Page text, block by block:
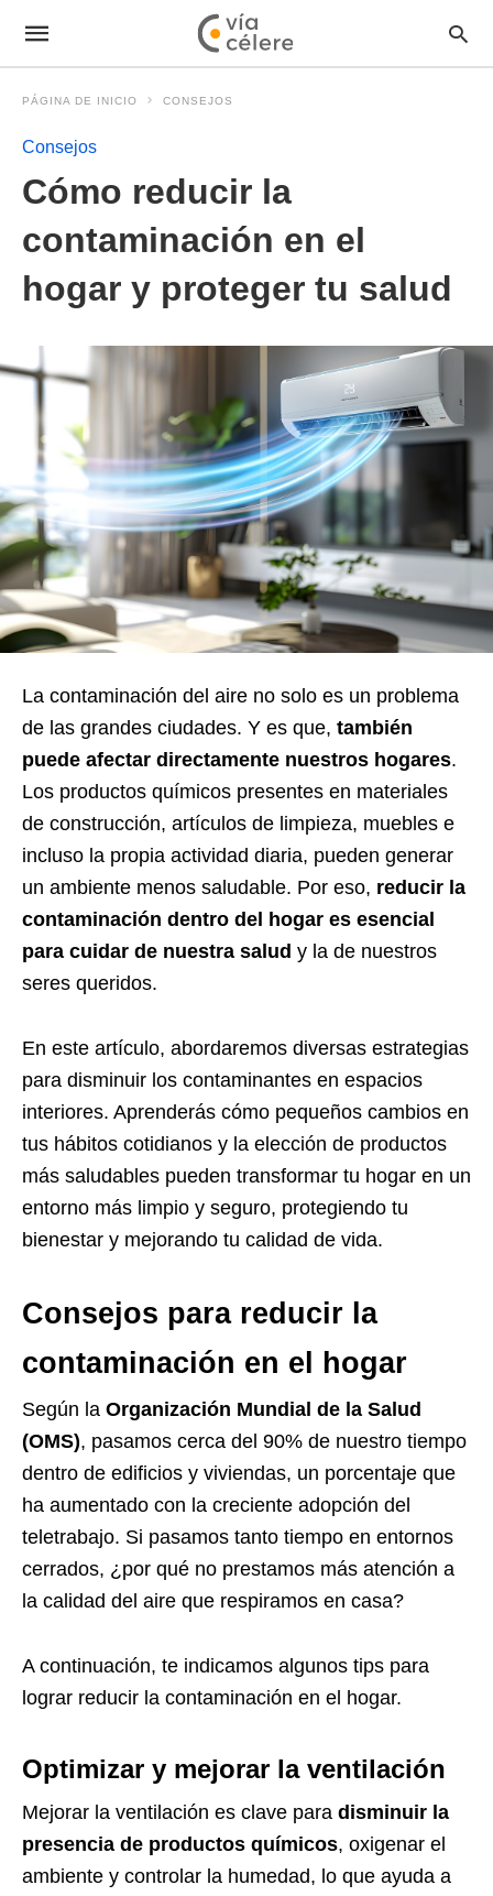
PÁGINA DE INICIO CONSEJOS
Consejos
Cómo reducir la
contaminación en el
hogar y proteger tu salud
La contaminación del aire no solo es un problema
de las grandes ciudades. Y es que, también
puede afectar directamente nuestros hogares.
Los productos químicos presentes en materiales
de construcción, artículos de limpieza, muebles e
incluso la propia actividad diaria, pueden generar
un ambiente menos saludable. Por eso, reducir la
contaminación dentro del hogar es esencial
para cuidar de nuestra salud y la de nuestros
seres queridos.
En este artículo, abordaremos diversas estrategias
para disminuir los contaminantes en espacios
interiores. Aprenderás cómo pequeños cambios en
tus hábitos cotidianos y la elección de productos
más saludables pueden transformar tu hogar en un
entorno más limpio y seguro, protegiendo tu
bienestar y mejorando tu calidad de vida.
Consejos para reducir la
contaminación en el hogar
Según la Organización Mundial de la Salud
(OMS), pasamos cerca del 90% de nuestro tiempo
dentro de edificios y viviendas, un porcentaje que
ha aumentado con la creciente adopción del
teletrabajo. Si pasamos tanto tiempo en entornos
cerrados, ¿por qué no prestamos más atención a
la calidad del aire que respiramos en casa?
A continuación, te indicamos algunos tips para
lograr reducir la contaminación en el hogar.
Optimizar y mejorar la ventilación
Mejorar la ventilación es clave para disminuir la
presencia de productos químicos, oxigenar el
ambiente y controlar la humedad, lo que ayuda a